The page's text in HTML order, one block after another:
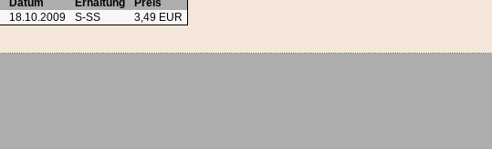
Datum Erhaltung
Preis
18.10.2009 S-SS 3,49 EUR